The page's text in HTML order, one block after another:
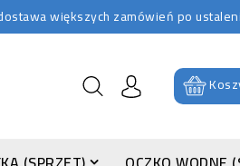
większych zamówień po